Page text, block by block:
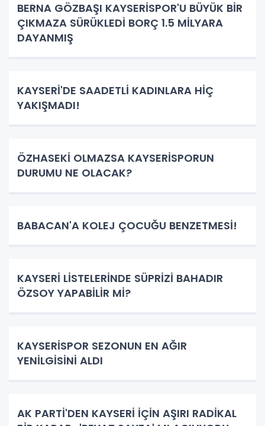
BERNA GÖZBAŞI KAYSERİSPOR'U BÜYÜK BİR
ÇIKMAZA SÜRÜKLEDİ BORÇ 1.5 MİLYARA
DAYANMIŞ
KAYSERİ'DE SAADETLİ KADINLARA HİÇ
YAKIŞMADI!
ÖZHASEKİ OLMAZSA KAYSERİSPORUN
DURUMU NE OLACAK?
BABACAN'A KOLEJ ÇOCUĞU BENZETMESİ!
KAYSERİ LİSTELERİNDE SÜPRİZİ BAHADIR
ÖZSOY YAPABİLİR Mİ?
KAYSERİSPOR SEZONUN EN AĞIR
YENİLGİSİNİ ALDI
AK PARTİ'DEN KAYSERİ İÇİN AŞIRI RADİKAL